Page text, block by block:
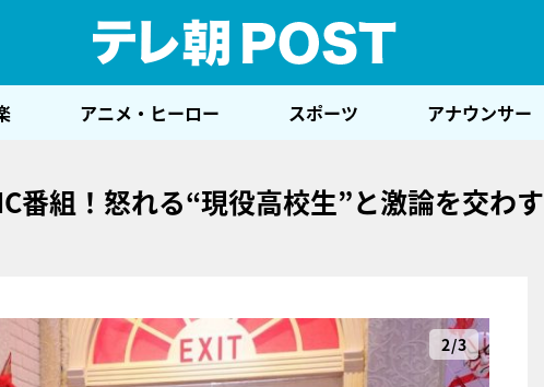
アニメ・ヒーロー スポーツ アナウンサー
番組！怒れる“現役高校生”と激論を交わす
2/3